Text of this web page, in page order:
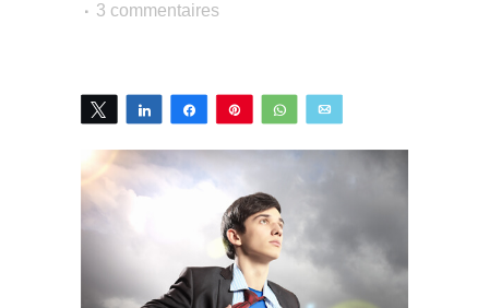
3 commentaires
Tweetez Partagez Partagez Épingle WhatsApp